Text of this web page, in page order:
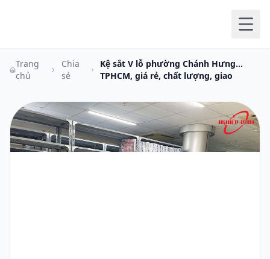
Trang
chủ
Chia
sẻ
Kệ sắt V lỗ phường Chánh Hưng
TPHCM, giá rẻ, chất lượng, giao